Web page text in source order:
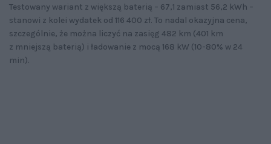
Testowany wariant z większą baterią – 67,1 zamiast 56,2 kWh –
stanowi z kolei wydatek od 116 400 zł. To nadal okazyjna cena,
szczególnie, że można liczyć na zasięg 482 km (401 km
z mniejszą baterią) i ładowanie z mocą 168 kW (10-80% w 24
min).